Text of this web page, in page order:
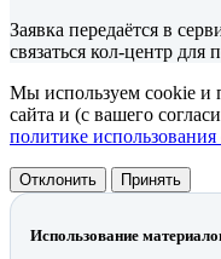
Заявка передаётся в
связаться кол-центр для
Мы используем cookie и
сайта и (с вашего
политике
Отклонить Принять
Использование